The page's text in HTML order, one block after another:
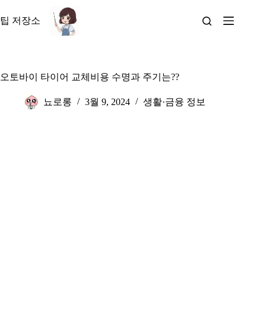
문
뛰
팁 저장소
오토바이 타이어 교체비용 수명과 주기는??
뇨로롱 3월 9, 2024 생활·금융 정보